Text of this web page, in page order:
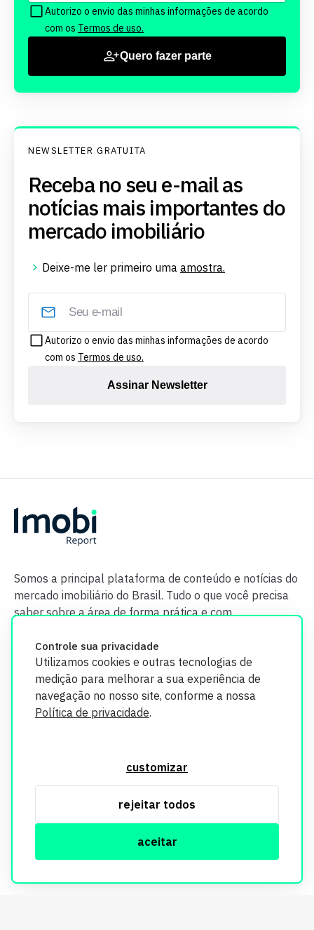
Controle sua privacidade
Utilizamos cookies e outras tecnologias de
medição para melhorar a sua experiência de
navegação no nosso site, conforme a nossa
Política de privacidade.
customizar
rejeitar todos
aceitar
Autorizo o envio das minhas informações de acordo
com os Termos de uso.
Quero fazer parte
NEWSLETTER GRATUITA
Receba no seu e-mail as
notícias mais importantes do
mercado imobiliário
Deixe-me ler primeiro uma amostra.
Autorizo o envio das minhas informações de acordo
com os Termos de uso.
Assinar Newsletter
Somos a principal plataforma de conteúdo e notícias do
mercado imobiliário do Brasil. Tudo o que você precisa
saber sobre a área de forma prática e com
segurança. Todos os dados coletados em nosso site são
utilizados exclusivamente para fins de aprimoramento de
informações, consulte nossa Política de Privacidade.
© Copyright Imobi Report. Todos os direitos reservados.
Política de privacidade
mobister